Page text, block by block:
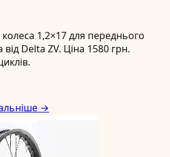
1,2×17 для переднього
Delta ZV. Ціна 1580 грн.
→